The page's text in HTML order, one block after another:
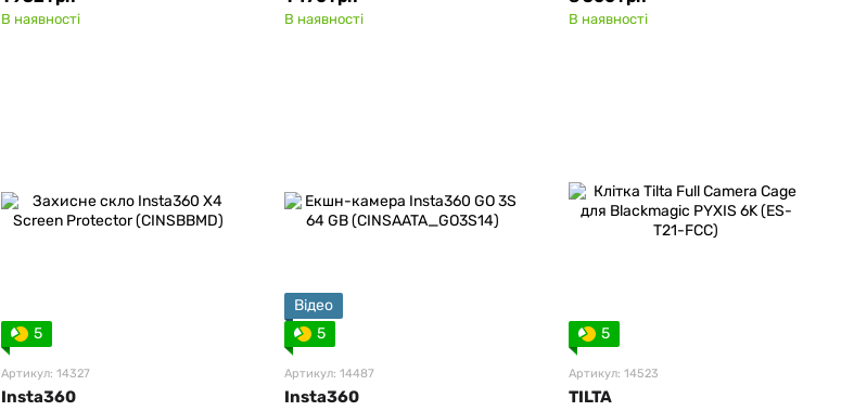
В наявності В наявності В наявності
5
Артикул: 14327
Insta360
Відео
5
Артикул: 14487
Insta360
5
Артикул: 14523
TILTA